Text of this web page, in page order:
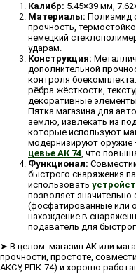
Калибр: 5.45×39 мм,
Материалы: Полиамид
прочность,
немецкий
ударам.
Конструкция:
дополнительной
контроля
рёбра жёсткости,
декоративные
Пятка магазина для
землю, извлекать из
которые используют
модернизируют оружие
цевье АК 74, что
Функционал:
быстрого снаряжения
использовать
позволяет
(фосфатированные или
нахождение в
подаватель для
➤ В целом: магазин АК или
прочности, простоте,
АКСУ, РПК-74) и хорошо